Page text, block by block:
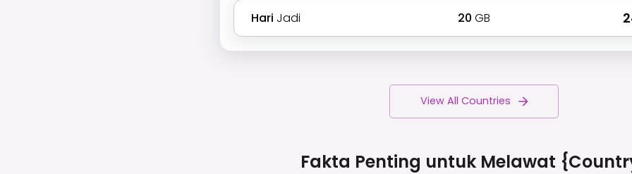
Hari Jadi 20 GB
View All Countries
Fakta Penting untuk Melawat